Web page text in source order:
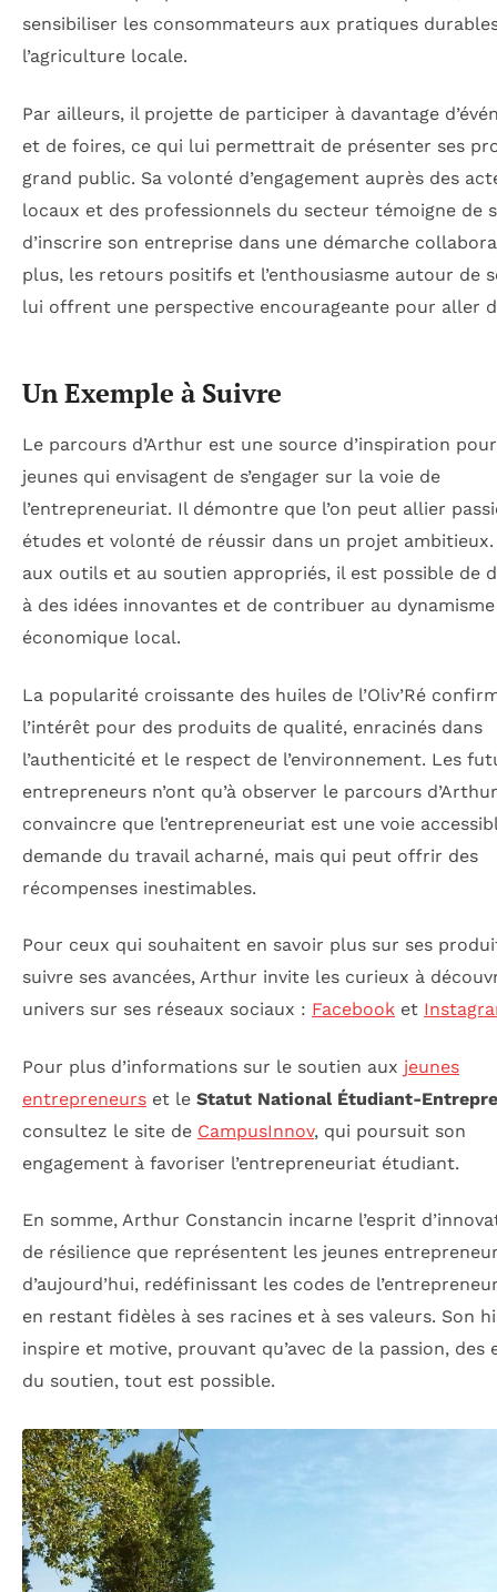
sensibiliser les consommateurs aux pratiques
l’agriculture locale.
Par ailleurs, il projette de participer à davantage
et de foires, ce qui lui permettrait de présenter ses
grand public. Sa volonté d’engagement auprès des
locaux et des professionnels du secteur témoigne de
d’inscrire son entreprise dans une démarche
plus, les retours positifs et l’enthousiasme autour de
lui offrent une perspective encourageante pour aller
Un Exemple à Suivre
Le parcours d’Arthur est une source d’inspiration
jeunes qui envisagent de s’engager sur la voie de
l’entrepreneuriat. Il démontre que l’on peut allier
études et volonté de réussir dans un projet ambitieux.
aux outils et au soutien appropriés, il est possible de
à des idées innovantes et de contribuer au dynamisme
économique local.
La popularité croissante des huiles de l’Oliv’Ré
l’intérêt pour des produits de qualité, enracinés dans
l’authenticité et le respect de l’environnement. Les
entrepreneurs n’ont qu’à observer le parcours
convaincre que l’entrepreneuriat est une voie
demande du travail acharné, mais qui peut offrir des
récompenses inestimables.
Pour ceux qui souhaitent en savoir plus sur ses
suivre ses avancées, Arthur invite les curieux à
univers sur ses réseaux sociaux : Facebook et
Pour plus d’informations sur le soutien aux jeunes
entrepreneurs et le Statut National Étudiant-
consultez le site de CampusInnov, qui poursuit son
engagement à favoriser l’entrepreneuriat étudiant.
En somme, Arthur Constancin incarne l’esprit
de résilience que représentent les jeunes
d’aujourd’hui, redéfinissant les codes de
en restant fidèles à ses racines et à ses valeurs. Son
inspire et motive, prouvant qu’avec de la passion,
du soutien, tout est possible.